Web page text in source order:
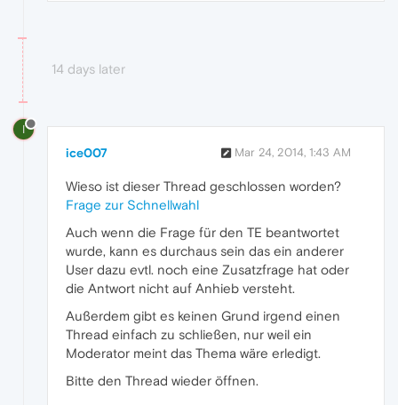
14 days later
I
ice007 Mar 24, 2014, 1:43 AM
Wieso ist dieser Thread geschlossen worden?
Frage zur Schnellwahl
Auch wenn die Frage für den TE beantwortet
wurde, kann es durchaus sein das ein anderer
User dazu evtl. noch eine Zusatzfrage hat oder
die Antwort nicht auf Anhieb versteht.
Außerdem gibt es keinen Grund irgend einen
Thread einfach zu schließen, nur weil ein
Moderator meint das Thema wäre erledigt.
Bitte den Thread wieder öffnen.